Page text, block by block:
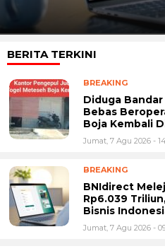
BERITA TERKINI
BREAKING
Diduga
Bebas
Boja Kembali
Jumat, 7 Agu 2026 -
BREAKING
BNIdirect
Rp6.039
Bisnis
Jumat, 7 Agu 2026 -